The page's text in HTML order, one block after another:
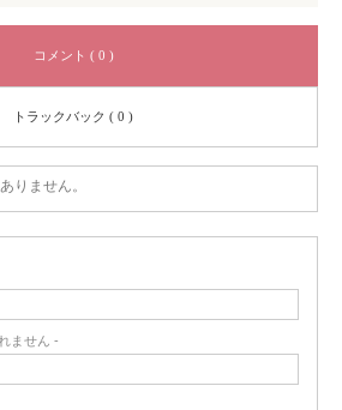
コメント ( 0 )
トラックバック ( 0 )
りません。
ません -